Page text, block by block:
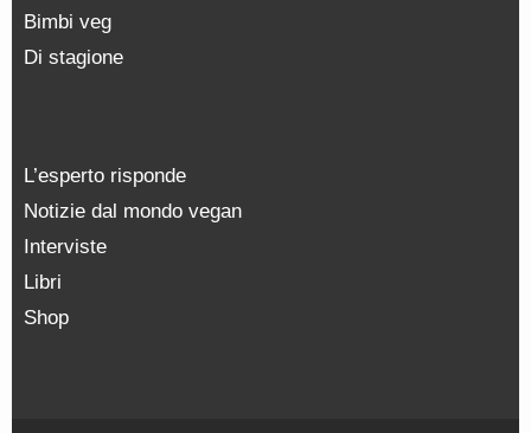
Bimbi veg
Di stagione
L’esperto risponde
Notizie dal mondo vegan
Interviste
Libri
Shop